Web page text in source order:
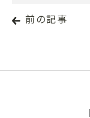
前の記事